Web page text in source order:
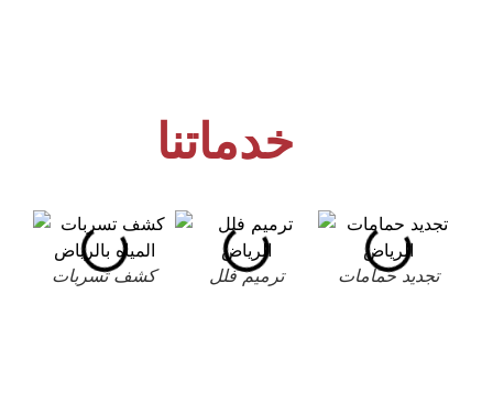
خدماتنا
كشف تسربات ترميم فلل تجديد حمامات